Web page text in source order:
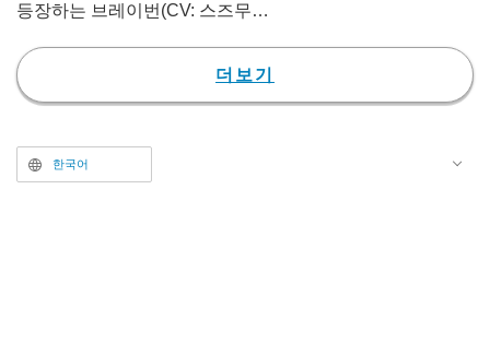
등장하는 브레이번(CV: 스즈무라
이미지가 공개되어 큰 화제를 모으
고 있다.
하면 개구리”라고 운을 떼며, “우중
충한 날씨에 지지 않고 용기를 폭
더보기
한국어